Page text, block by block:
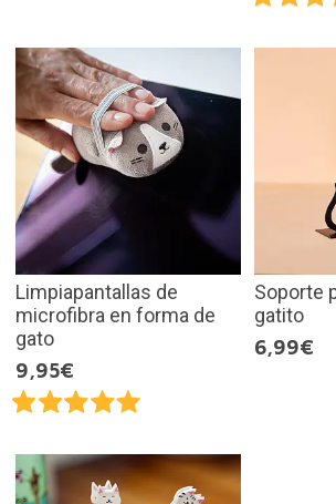
Limpiapantallas de
microfibra en forma de
gato
9,95€
Soporte
gatito
6,99€